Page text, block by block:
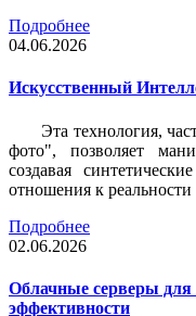
Подробнее
04.06.2026
Искусственный
Эта технология,
фото", позволяет
создавая
отношения к реальности
Подробнее
02.06.2026
Облачные серверы для
эффективности